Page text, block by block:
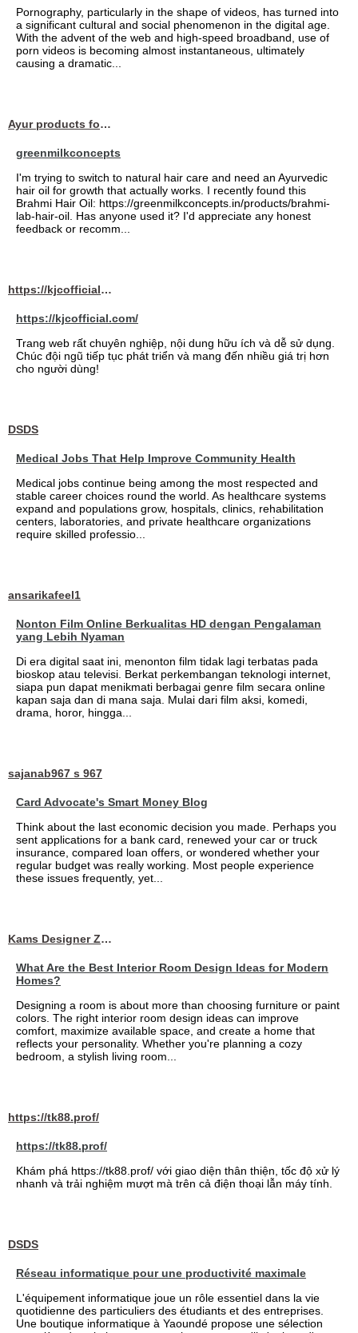
Pornography, particularly in the shape of videos, has turned into
a significant cultural and social phenomenon in the digital age.
With the advent of the web and high-speed broadband, use of
porn videos is becoming almost instantaneous, ultimately
causing a dramatic...
Ayur products for hair
greenmilkconcepts
I'm trying to switch to natural hair care and need an Ayurvedic
hair oil for growth that actually works. I recently found this
Brahmi Hair Oil: https://greenmilkconcepts.in/products/brahmi-
lab-hair-oil. Has anyone used it? I'd appreciate any honest
feedback or recomm...
https://kjcofficial.com/
https://kjcofficial.com/
Trang web rất chuyên nghiệp, nội dung hữu ích và dễ sử dụng.
Chúc đội ngũ tiếp tục phát triển và mang đến nhiều giá trị hơn
cho người dùng!
DSDS
Medical Jobs That Help Improve Community Health
Medical jobs continue being among the most respected and
stable career choices round the world. As healthcare systems
expand and populations grow, hospitals, clinics, rehabilitation
centers, laboratories, and private healthcare organizations
require skilled professio...
ansarikafeel1
Nonton Film Online Berkualitas HD dengan Pengalaman
yang Lebih Nyaman
Di era digital saat ini, menonton film tidak lagi terbatas pada
bioskop atau televisi. Berkat perkembangan teknologi internet,
siapa pun dapat menikmati berbagai genre film secara online
kapan saja dan di mana saja. Mulai dari film aksi, komedi,
drama, horor, hingga...
sajanab967 s 967
Card Advocate's Smart Money Blog
Think about the last economic decision you made. Perhaps you
sent applications for a bank card, renewed your car or truck
insurance, compared loan offers, or wondered whether your
regular budget was really working. Most people experience
these issues frequently, yet...
Kams Designer Zone
What Are the Best Interior Room Design Ideas for Modern
Homes?
Designing a room is about more than choosing furniture or paint
colors. The right interior room design ideas can improve
comfort, maximize available space, and create a home that
reflects your personality. Whether you're planning a cozy
bedroom, a stylish living room...
https://tk88.prof/
https://tk88.prof/
Khám phá https://tk88.prof/ với giao diện thân thiện, tốc độ xử lý
nhanh và trải nghiệm mượt mà trên cả điện thoại lẫn máy tính.
DSDS
Réseau informatique pour une productivité maximale
L'équipement informatique joue un rôle essentiel dans la vie
quotidienne des particuliers des étudiants et des entreprises.
Une boutique informatique à Yaoundé propose une sélection